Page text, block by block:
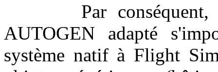
Par conséquent, je
AUTOGEN adapté
système natif à Flight